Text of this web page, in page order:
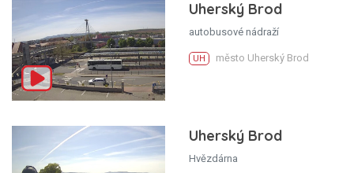
Uherský Brod
autobusové nádraží
UH město Uherský Brod
Uherský Brod
Hvězdárna